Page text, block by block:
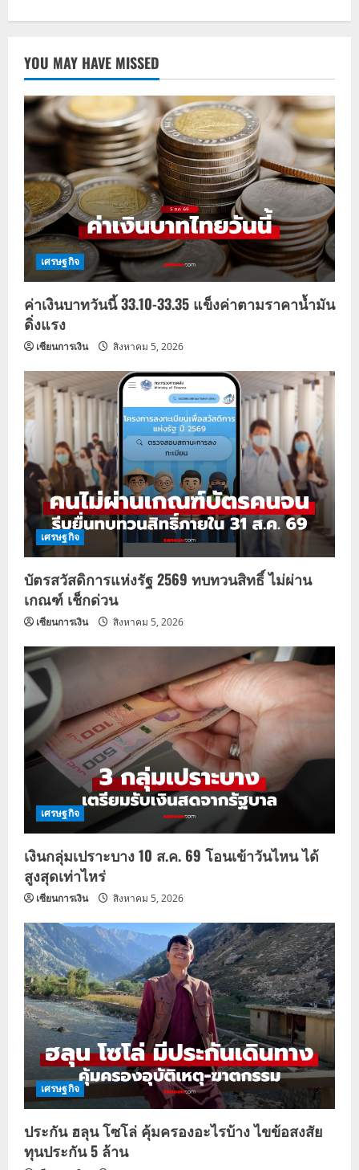
YOU MAY HAVE MISSED
เศรษฐกิจ
ค่าเงินบาทวันนี้ 33.10-33.35 แข็งค่าตามราคาน้ำมัน
ดิ่งแรง
เซียนการเงิน สิงหาคม 5, 2026
เศรษฐกิจ
บัตรสวัสดิการแห่งรัฐ 2569 ทบทวนสิทธิ์ ไม่ผ่าน
เกณฑ์ เช็กด่วน
เซียนการเงิน สิงหาคม 5, 2026
เศรษฐกิจ
เงินกลุ่มเปราะบาง 10 ส.ค. 69 โอนเข้าวันไหน ได้
สูงสุดเท่าไหร่
เซียนการเงิน สิงหาคม 5, 2026
เศรษฐกิจ
ประกัน ฮลุน โซโล่ คุ้มครองอะไรบ้าง ไขข้อสงสัย
ทุนประกัน 5 ล้าน